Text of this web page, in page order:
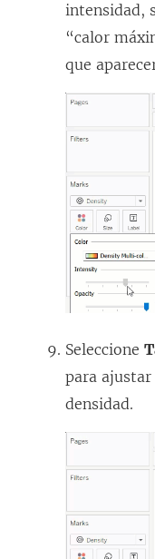
intensidad,
“calor
que
Seleccione
para
densidad.